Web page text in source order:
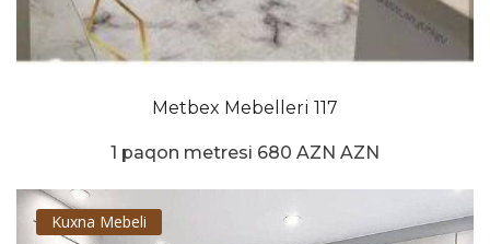
Metbex Mebelleri 117
1 paqon metresi 680 AZN AZN
Kuxna Mebeli